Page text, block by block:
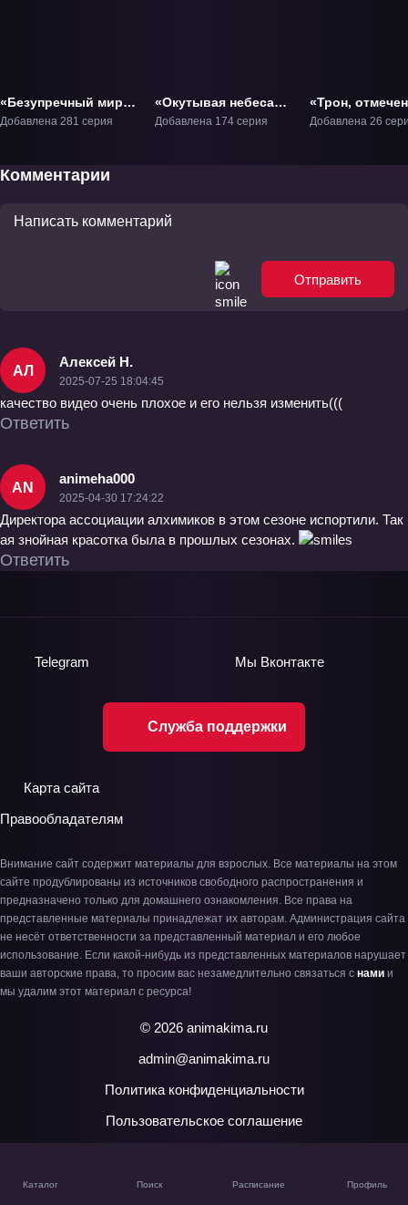
Каталог Поиск Расписание Профиль
«Безупречный мир»
ТВ-1
Добавлена 281 серия
«Окутывая небеса»
ТВ-1
Добавлена 174 серия
«Трон,
Богом» ТВ-1
Добавлена 26
Комментарии
Отправить
АЛ
Алексей Н.
2025-07-25 18:04:45
качество видео очень плохое и его нельзя изменить(((
Ответить
AN
animeha000
2025-04-30 17:24:22
Директора ассоциации алхимиков в этом сезоне испортили. Так
ая знойная красотка была в прошлых сезонах.
Ответить
Служба поддержки
Telegram Мы Вконтакте
Карта сайта
Правообладателям
Внимание сайт содержит материалы для взрослых. Все материалы на этом
сайте продублированы из источников свободного распространения и
предназначено только для домашнего ознакомления. Все права на
представленные материалы принадлежат их авторам. Администрация сайта
не несёт ответственности за представленный материал и его любое
использование. Если какой-нибудь из представленных материалов нарушает
ваши авторские права, то просим вас незамедлительно связаться с нами и
мы удалим этот материал с ресурса!
© 2026 animakima.ru
admin@animakima.ru
Политика конфиденциальности
Пользовательское соглашение